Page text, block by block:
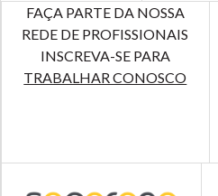
FAÇA PARTE DA NOSSA
REDE DE PROFISSIONAIS
INSCREVA-SE PARA
TRABALHAR CONOSCO